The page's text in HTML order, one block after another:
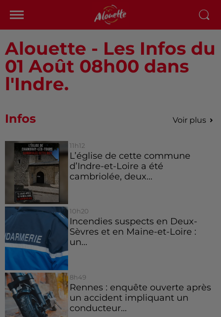
Alouette - Les Infos du
01 Août 08h00 dans
l'Indre.
Infos Voir plus
11h12
L’église de cette commune
d’Indre-et-Loire a été
cambriolée, deux...
10h20
Incendies suspects en Deux-
Sèvres et en Maine-et-Loire :
un...
8h49
Rennes : enquête ouverte après
un accident impliquant un
conducteur...